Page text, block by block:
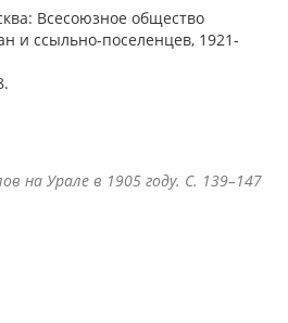
Всесоюзное общество
и ссыльно-поселенцев, 1921-
на Урале в 1905 году. С. 139–147